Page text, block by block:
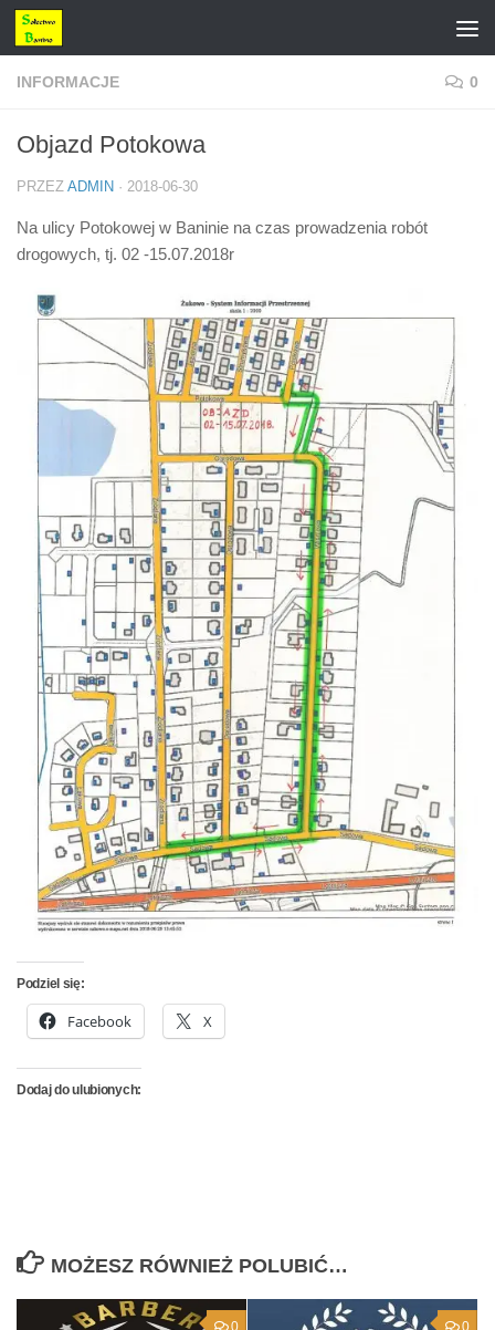
Przejdź do treści
INFORMACJE 0
Objazd Potokowa
PRZEZ ADMIN · 2018-06-30
Na ulicy Potokowej w Baninie na czas prowadzenia robót
drogowych, tj. 02 -15.07.2018r
Podziel się:
Facebook X
Dodaj do ulubionych:
MOŻESZ RÓWNIEŻ POLUBIĆ…